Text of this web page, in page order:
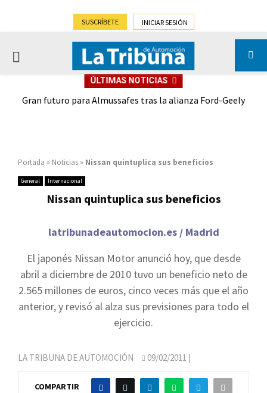
SUSCRÍBETE INICIAR SESIÓN
PRIMARY
ÚLTIMAS NOTICIAS
Gran futuro para Almussafes tras la alianza Ford-Geely
Portada » Noticias » Nissan quintuplica sus beneficios
General Internacional
Nissan quintuplica sus beneficios
latribunadeautomocion.es / Madrid
El japonés Nissan Motor anunció hoy, que desde
abril a diciembre de 2010 tuvo un beneficio neto de
2.565 millones de euros, cinco veces más que el año
anterior, y revisó al alza sus previsiones para todo el
ejercicio.
LA TRIBUNA DE AUTOMOCIÓN 09/02/2011 |
COMPARTIR